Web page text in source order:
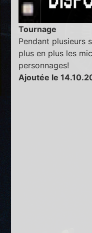
Tournage
Pendant plusieurs
plus en plus les
personnages!
Ajoutée le